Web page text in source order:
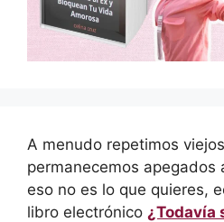
A menudo repetimos
permanecemos apegados
eso no es lo que quieres,
libro electrónico ¿Todavía